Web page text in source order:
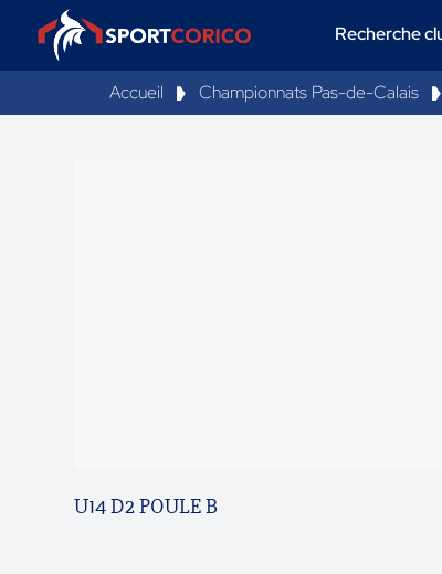
Recherche
Accueil Championnats Pas-de-Calais
U14 D2 POULE B